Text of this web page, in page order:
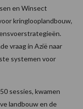
en Winsect
kringlooplandbouw,
vraag in Azië naar
systemen voor
sessies, kwamen
landbouw en de